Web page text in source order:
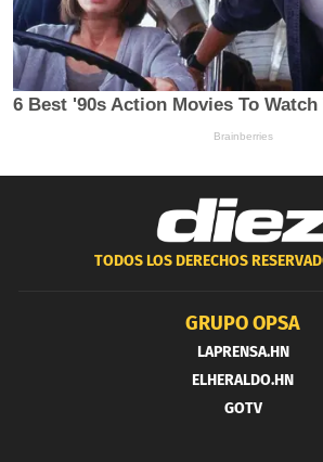
TODOS LOS DERECHOS
GRUPO OPSA
LAPRENSA.HN
ELHERALDO.HN
GOTV